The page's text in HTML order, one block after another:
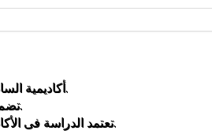
1- أكاديمية السادات هى أول أكاديمية حكومية متخصصة فى مجال الإدارة فى جمهورية مصر العربية.
2- تضم الأكاديمية بين جدرانها واحدة من أفضل هيئات التدريس على مستوى الوطن العربى.
3- تعتمد الدراسة فى الأكاديمية على الربط بين النظرية والتطبيق فى الحياة العملية والمشاركة الفعلية للطلبة.